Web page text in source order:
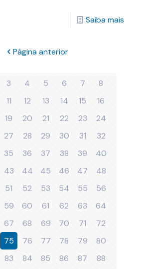
Saiba mais
Página anterior
3 4 5 6 7
8
11 12 13 14 15
16
19 20 21 22 23
24
27 28 29 30 31
32
35 36 37 38 39
40
43 44 45 46 47
48
51 52 53 54 55
56
59 60 61 62 63
64
67 68 69 70 71
72
75 76 77 78 79
80
83 84 85 86 87
88